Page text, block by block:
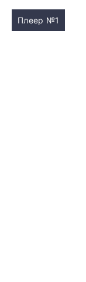
Плеер №1